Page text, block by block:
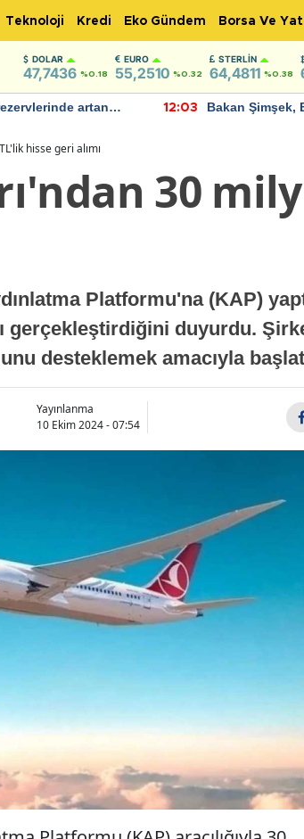
Teknoloji Kredi Eko Gündem Borsa Ve
DOLAR
47,7436 %0.18
EURO
55,2510 %0.32
STERLIN
64,4811 %0.38
artan
12:03
Bakan Şimşek,
hisse geri alımı
30
Platformu'na (KAP)
gerçekleştirdiğini duyurdu.
desteklemek amacıyla
Yayınlanma
10 Ekim 2024 - 07:54